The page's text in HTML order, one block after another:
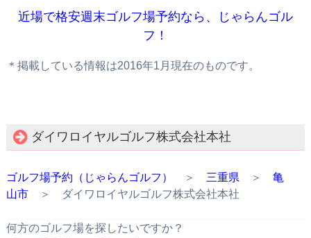
近場で格安週末ゴルフ場予約なら、じゃらんゴル
フ！
＊掲載している情報は2016年1月現在のものです。
ダイワロイヤルゴルフ株式会社本社
ゴルフ場予約（じゃらんゴルフ） ＞ 三重県＞ 亀
山市＞ ダイワロイヤルゴルフ株式会社本社
何方のゴルフ場を探したいですか？